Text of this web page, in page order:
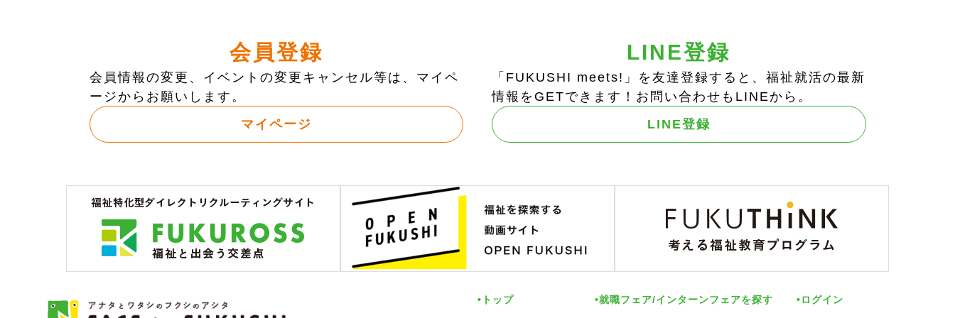
会員登録
会員情報の変更、イベントの変更キャンセル等は、マイペ
ージからお願いします。
マイページ
LINE登録
「FUKUSHI meets!」を友達登録すると、福祉就活の最新
情報をGETできます！お問い合わせもLINEから。
LINE登録
トップ 就職フェア/インターンフェアを探す ログイン